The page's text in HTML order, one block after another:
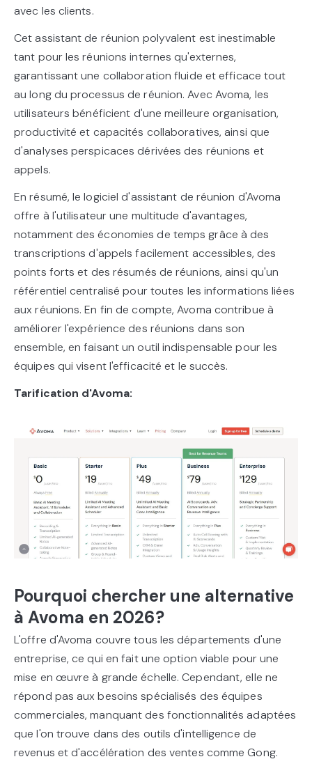
avec les clients.
Cet assistant de réunion polyvalent est inestimable
tant pour les réunions internes qu'externes,
garantissant une collaboration fluide et efficace tout
au long du processus de réunion. Avec Avoma, les
utilisateurs bénéficient d'une meilleure organisation,
productivité et capacités collaboratives, ainsi que
d'analyses perspicaces dérivées des réunions et
appels.
En résumé, le logiciel d'assistant de réunion d'Avoma
offre à l'utilisateur une multitude d'avantages,
notamment des économies de temps grâce à des
transcriptions d'appels facilement accessibles, des
points forts et des résumés de réunions, ainsi qu'un
référentiel centralisé pour toutes les informations liées
aux réunions. En fin de compte, Avoma contribue à
améliorer l'expérience des réunions dans son
ensemble, en faisant un outil indispensable pour les
équipes qui visent l'efficacité et le succès.
Tarification d'Avoma:
Pourquoi chercher une alternative
à Avoma en 2026?
L'offre d'Avoma couvre tous les départements d'une
entreprise, ce qui en fait une option viable pour une
mise en œuvre à grande échelle. Cependant, elle ne
répond pas aux besoins spécialisés des équipes
commerciales, manquant des fonctionnalités adaptées
que l'on trouve dans des outils d'intelligence de
revenus et d'accélération des ventes comme Gong.